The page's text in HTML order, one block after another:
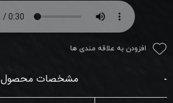
افزودن به علاقه مندی ها
مشخصات محصول